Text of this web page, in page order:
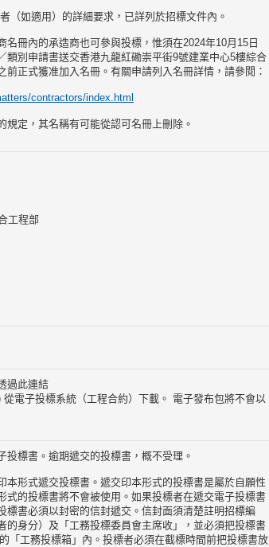
（如適用）的詳細要求，已詳列於招標文件內。
冊內的承造商也可參與投標，惟須在2024年10月15日
別申請書送交香港九龍紅磡崇平街9號建業中心5樓綜合
正式獲准加入名冊。有關申請列入名冊詳情，請參閱：
contractors/index.html
定，其名稱有可能從認可名冊上刪除。
工程部
過此連結
電子投標系統（工程合約）下載。 電子發布包將不會以
標書。逾期遞交的投標書，概不受理。
本形式遞交投標書。遞交印本形式的投標書是屬於自願性
的投標書將不會被使用。如果投標者在遞交電子投標書
標書必須以封密的信封遞交。信封面須清楚註明招標編
身分）及「工務投標委員會主席收」，並必須把投標書
「工務投標箱」內。投標者必須在截標時間前把投標書放